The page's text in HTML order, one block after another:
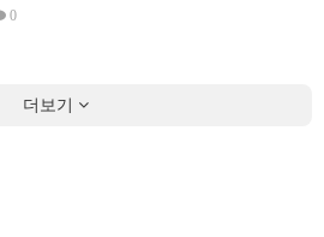
0
더보기